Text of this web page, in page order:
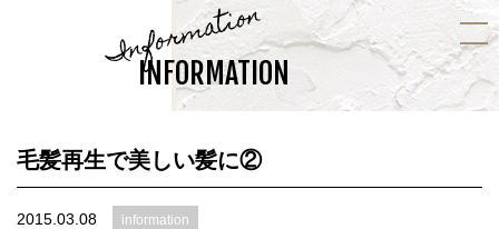
Information
INFORMATION
毛髪再生で美しい髪に②
2015.03.08 information